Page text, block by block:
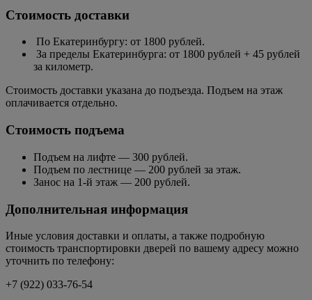
Стоимость доставки
По Екатеринбургу: от 1800 рублей.
За пределы Екатеринбурга: от 1800 рублей + 45 рублей
за километр.
Стоимость доставки указана до подъезда. Подъем на этаж
оплачивается отдельно.
Стоимость подъема
Подъем на лифте — 300 рублей.
Подъем по лестнице — 200 рублей за этаж.
Занос на 1-й этаж — 200 рублей.
Дополнительная информация
Иные условия доставки и оплаты, а также подробную
стоимость транспортировки дверей по вашему адресу можно
уточнить по телефону:
+7 (922) 033-76-54